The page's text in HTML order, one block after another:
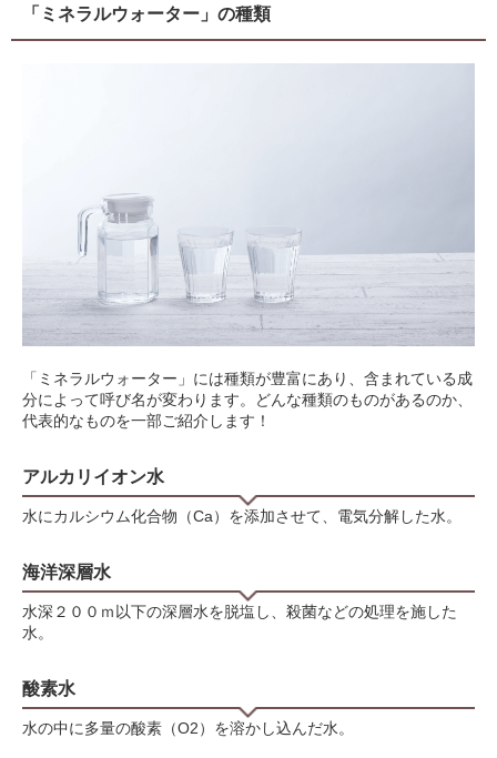
「ミネラルウォーター」の種類
「ミネラルウォーター」には種類が豊富にあり、含まれている成
分によって呼び名が変わります。どんな種類のものがあるのか、
代表的なものを一部ご紹介します！
アルカリイオン水
水にカルシウム化合物（Ca）を添加させて、電気分解した水。
海洋深層水
水深２００ｍ以下の深層水を脱塩し、殺菌などの処理を施した
水。
酸素水
水の中に多量の酸素（O2）を溶かし込んだ水。